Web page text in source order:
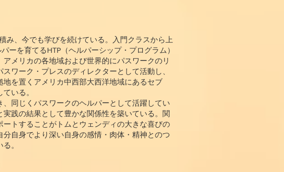
、今でも学びを続けている。入門クラスから上
ーを育てるHTP（ヘルパーシップ・プログラム）
メリカの各地域および世界的にパスワークのリ
ワーク・プレスのディレクターとして活動し、
を置くアメリカ中西部大西洋地域にあるセブ
いる。
同じくパスワークのヘルパーとして活躍してい
践の結果として豊かな関係性を築いている。関
トすることがトムとウェンディの大きな喜びの
自身でより深い自身の感情・肉体・精神とのつ
。